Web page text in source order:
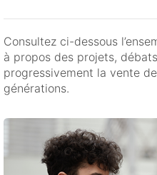
Consultez ci-dessous
à propos des projets,
progressivement la vente
générations.